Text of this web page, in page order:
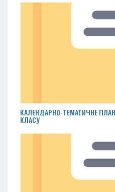
КАЛЕНДАРНО-ТЕМАТИЧНЕ
КЛАСУ